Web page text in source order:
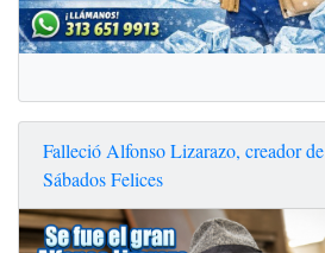
Falleció Alfonso Lizarazo, creador de
Sábados Felices